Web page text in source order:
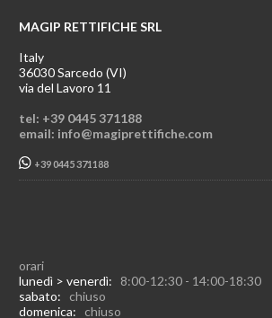
MAGIP RETTIFICHE SRL
Italy
36030 Sarcedo (VI)
via del Lavoro 11
tel: +39 0445 371188
email: info@magiprettifiche.com
+39 0445 371188
orari
lunedì > venerdì: 8:00-12:30 - 14:00-18:30
sabato: chiuso
domenica: chiuso